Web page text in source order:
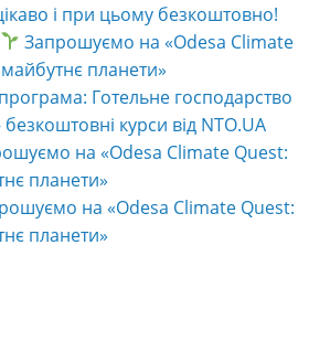
і при цьому безкоштовно!
Запрошуємо на «Odesa Climate
планети»
Готельне господарство
курси від NTO.UA
на «Odesa Climate Quest:
планети»
на «Odesa Climate Quest:
планети»